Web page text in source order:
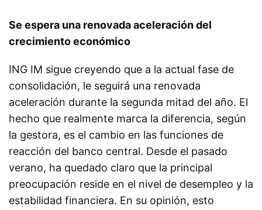
Se espera una renovada aceleración del
crecimiento económico
ING IM sigue creyendo que a la actual fase de
consolidación, le seguirá una renovada
aceleración durante la segunda mitad del año. El
hecho que realmente marca la diferencia, según
la gestora, es el cambio en las funciones de
reacción del banco central. Desde el pasado
verano, ha quedado claro que la principal
preocupación reside en el nivel de desempleo y la
estabilidad financiera. En su opinión, esto